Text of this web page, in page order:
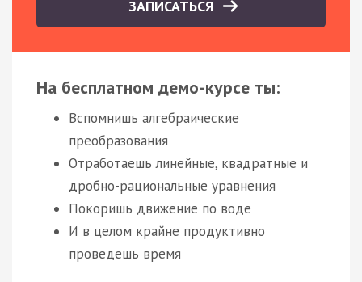
ЗАПИСАТЬСЯ
На бесплатном демо-курсе ты:
Вспомнишь алгебраические
преобразования
Отработаешь линейные, квадратные и
дробно-рациональные уравнения
Покоришь движение по воде
И в целом крайне продуктивно
проведешь время